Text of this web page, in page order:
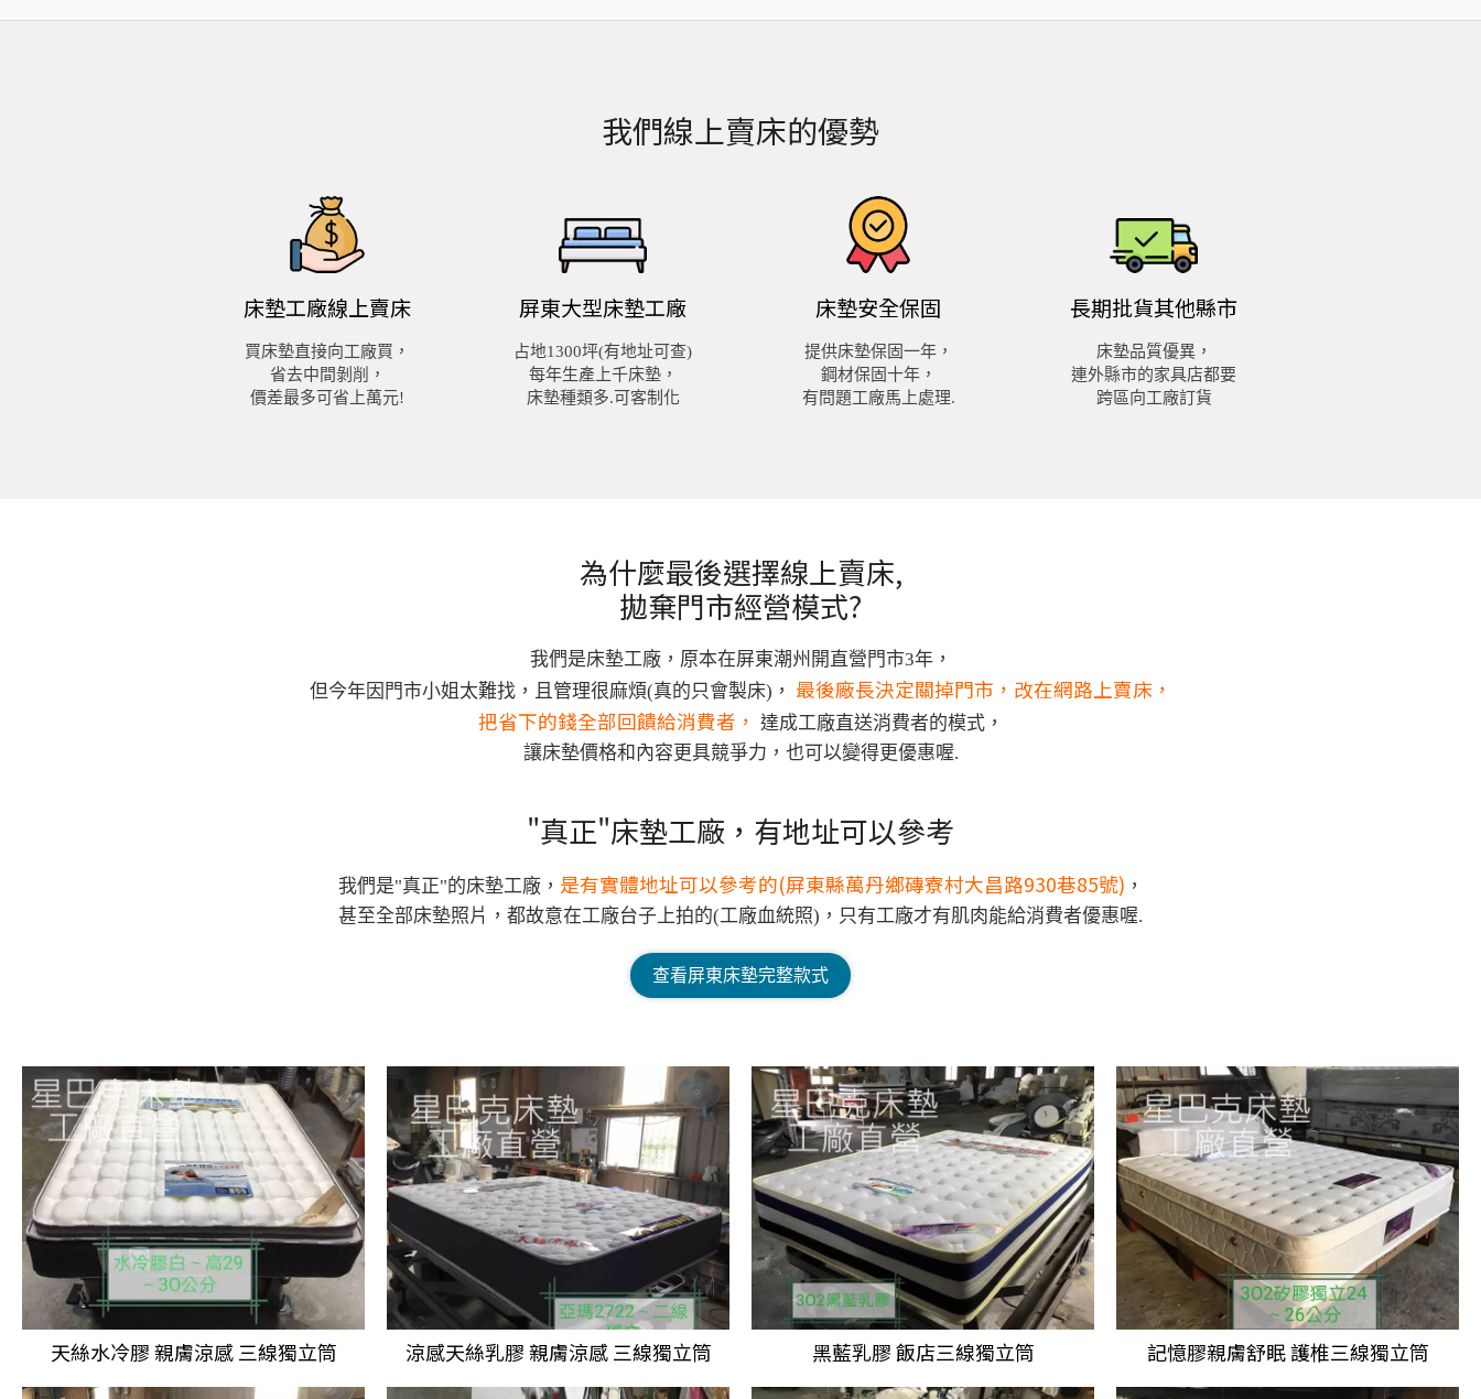
我們線上賣床的優勢
床墊工廠線上賣床
買床墊直接向工廠買，
省去中間剝削，
價差最多可省上萬元!
屏東大型床墊工廠
占地1300坪(有地址可查)
每年生產上千床墊，
床墊種類多.可客制化
床墊安全保固
提供床墊保固一年，
鋼材保固十年，
有問題工廠馬上處理.
長期批貨其他縣市
床墊品質優異，
連外縣市的家具店都要
跨區向工廠訂貨
為什麼最後選擇線上賣床,
拋棄門市經營模式?
我們是床墊工廠，原本在屏東潮州開直營門市3年，
但今年因門市小姐太難找，且管理很麻煩(真的只會製床)， 最後廠長決定關掉門市，改在網路上賣床，
把省下的錢全部回饋給消費者， 達成工廠直送消費者的模式，
讓床墊價格和內容更具競爭力，也可以變得更優惠喔.
"真正"床墊工廠， 有地址可以參考
我們是"真正"的床墊工廠， 是有實體地址可以參考的(屏東縣萬丹鄉磚寮村大昌路930巷85號) ，
甚至全部床墊照片，都故意在工廠台子上拍的(工廠血統照)， 只有工廠才有肌肉能給消費者優惠喔.
查看屏東床墊完整款式
天絲水冷膠親膚涼感 三線獨立筒 涼感天絲乳膠親膚涼感 三線獨立筒 黑藍乳膠 飯店三線獨立筒 記憶膠親膚舒眠護椎三線獨立筒